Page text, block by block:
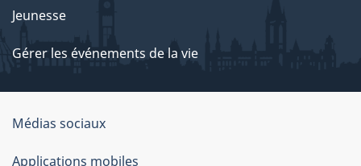
Jeunesse
Gérer les événements de la vie
Organisation
du
Médias sociaux
Applications mobiles